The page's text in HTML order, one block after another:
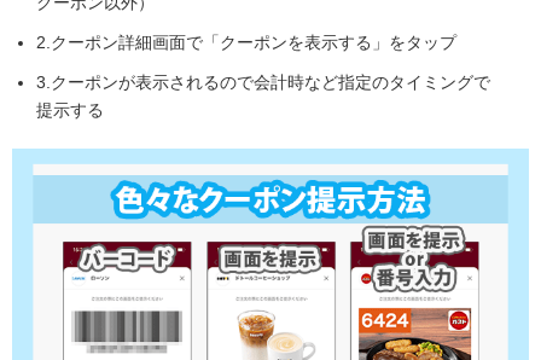
2.クーポン詳細画面で「クーポンを表示する」をタップ
3.クーポンが表示されるので会計時など指定のタイミングで
提示する